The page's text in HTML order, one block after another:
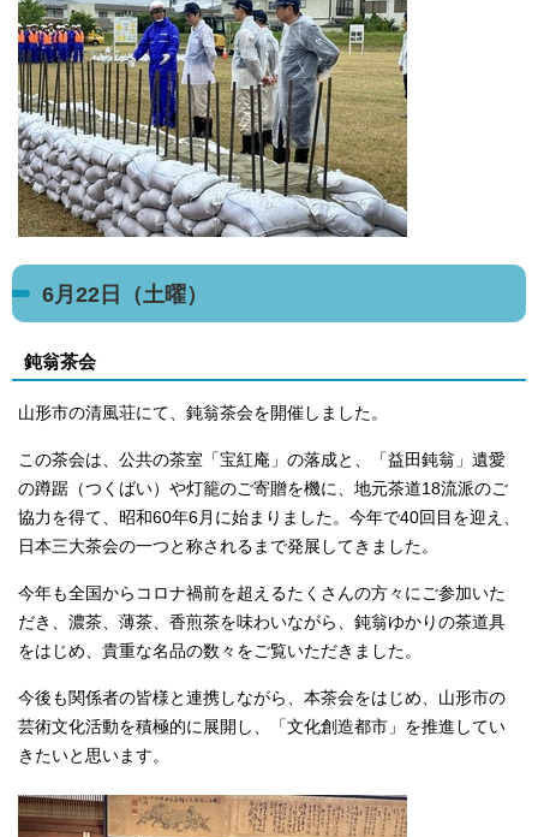
6月22日（土曜）
鈍翁茶会
山形市の清風荘にて、鈍翁茶会を開催しました。
この茶会は、公共の茶室「宝紅庵」の落成と、「益田鈍翁」遺愛
の蹲踞（つくばい）や灯籠のご寄贈を機に、地元茶道18流派のご
協力を得て、昭和60年6月に始まりました。今年で40回目を迎え、
日本三大茶会の一つと称されるまで発展してきました。
今年も全国からコロナ禍前を超えるたくさんの方々にご参加いた
だき、濃茶、薄茶、香煎茶を味わいながら、鈍翁ゆかりの茶道具
をはじめ、貴重な名品の数々をご覧いただきました。
今後も関係者の皆様と連携しながら、本茶会をはじめ、山形市の
芸術文化活動を積極的に展開し、「文化創造都市」を推進してい
きたいと思います。